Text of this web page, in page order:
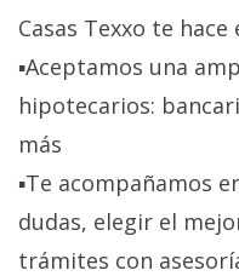
Casas Texxo te
▪️Aceptamos una
hipotecarios:
más
▪️Te acompañamos
dudas, elegir el
trámites con